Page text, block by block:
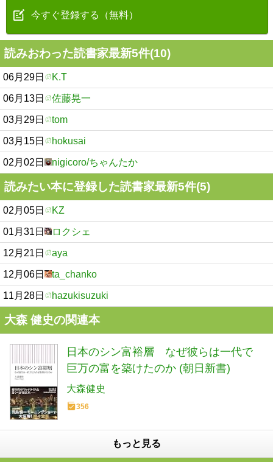
今すぐ登録する（無料）
読みおわった読書家最新5件(10)
06月29日 K.T
06月13日 佐藤晃一
03月29日 tom
03月15日 hokusai
02月02日 nigicoro/ちゃんたか
読みたい本に登録した読書家最新5件(5)
02月05日 KZ
01月31日 ロクシェ
12月21日 aya
12月06日 ta_chanko
11月28日 hazukisuzuki
大森 健史の関連本
日本のシン富裕層 なぜ彼らは一代で
巨万の富を築けたのか (朝日新書)
大森健史
356
もっと見る